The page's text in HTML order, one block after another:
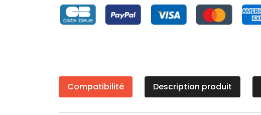
Compatibilité Description produit